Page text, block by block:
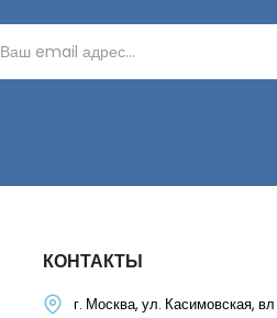
КОНТАКТЫ
г. Москва, ул. Касимовская,